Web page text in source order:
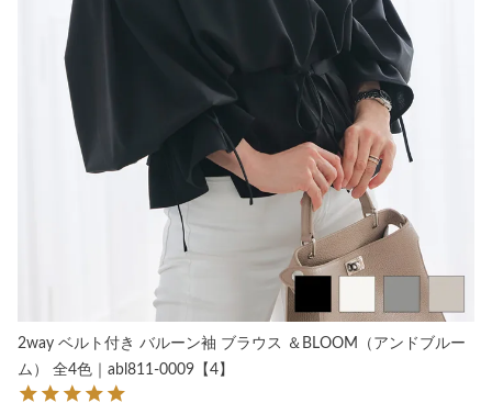
2way ベルト付き バルーン袖 ブラウス ＆BLOOM（アンドブルー
ム） 全4色｜abl811-0009【4】